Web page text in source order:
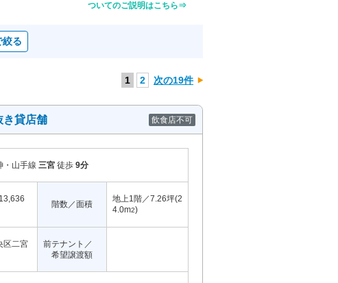
ついてのご説明はこちら⇒
絞る
1 2 次の19件
き貸店舗 飲食店不可
・山手線 三宮 徒歩 9分
階数／面積
地上1階／7.26坪(2
4.0m2)
区二宮
前テナント／
希望譲渡額